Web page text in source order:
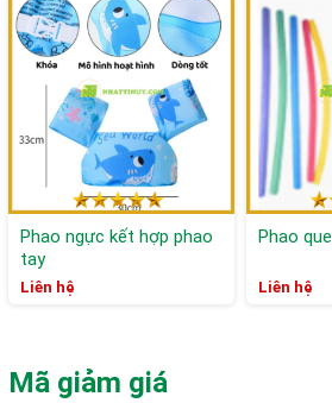
Phao ngực kết hợp phao
tay
Liên hệ
Phao que
Liên hệ
Mã giảm giá